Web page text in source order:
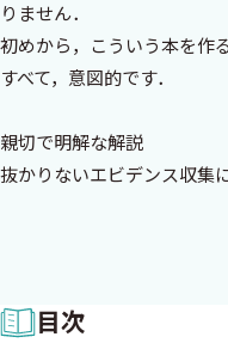
りません．
初めから，こういう本を作
すべて，意図的です．
親切で明解な解説
抜かりないエビデンス収集
昨今のこういう医学書や医
脳はゆるゆるに緩んでしま
目次